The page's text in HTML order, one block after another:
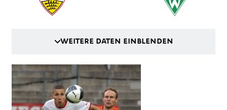
WEITERE DATEN EINBLENDEN